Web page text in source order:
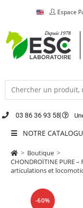
Espace
03 86 36 93 58
NOTRE
> Boutique >
CHONDROÏTINE PURE
articulations et
-60%